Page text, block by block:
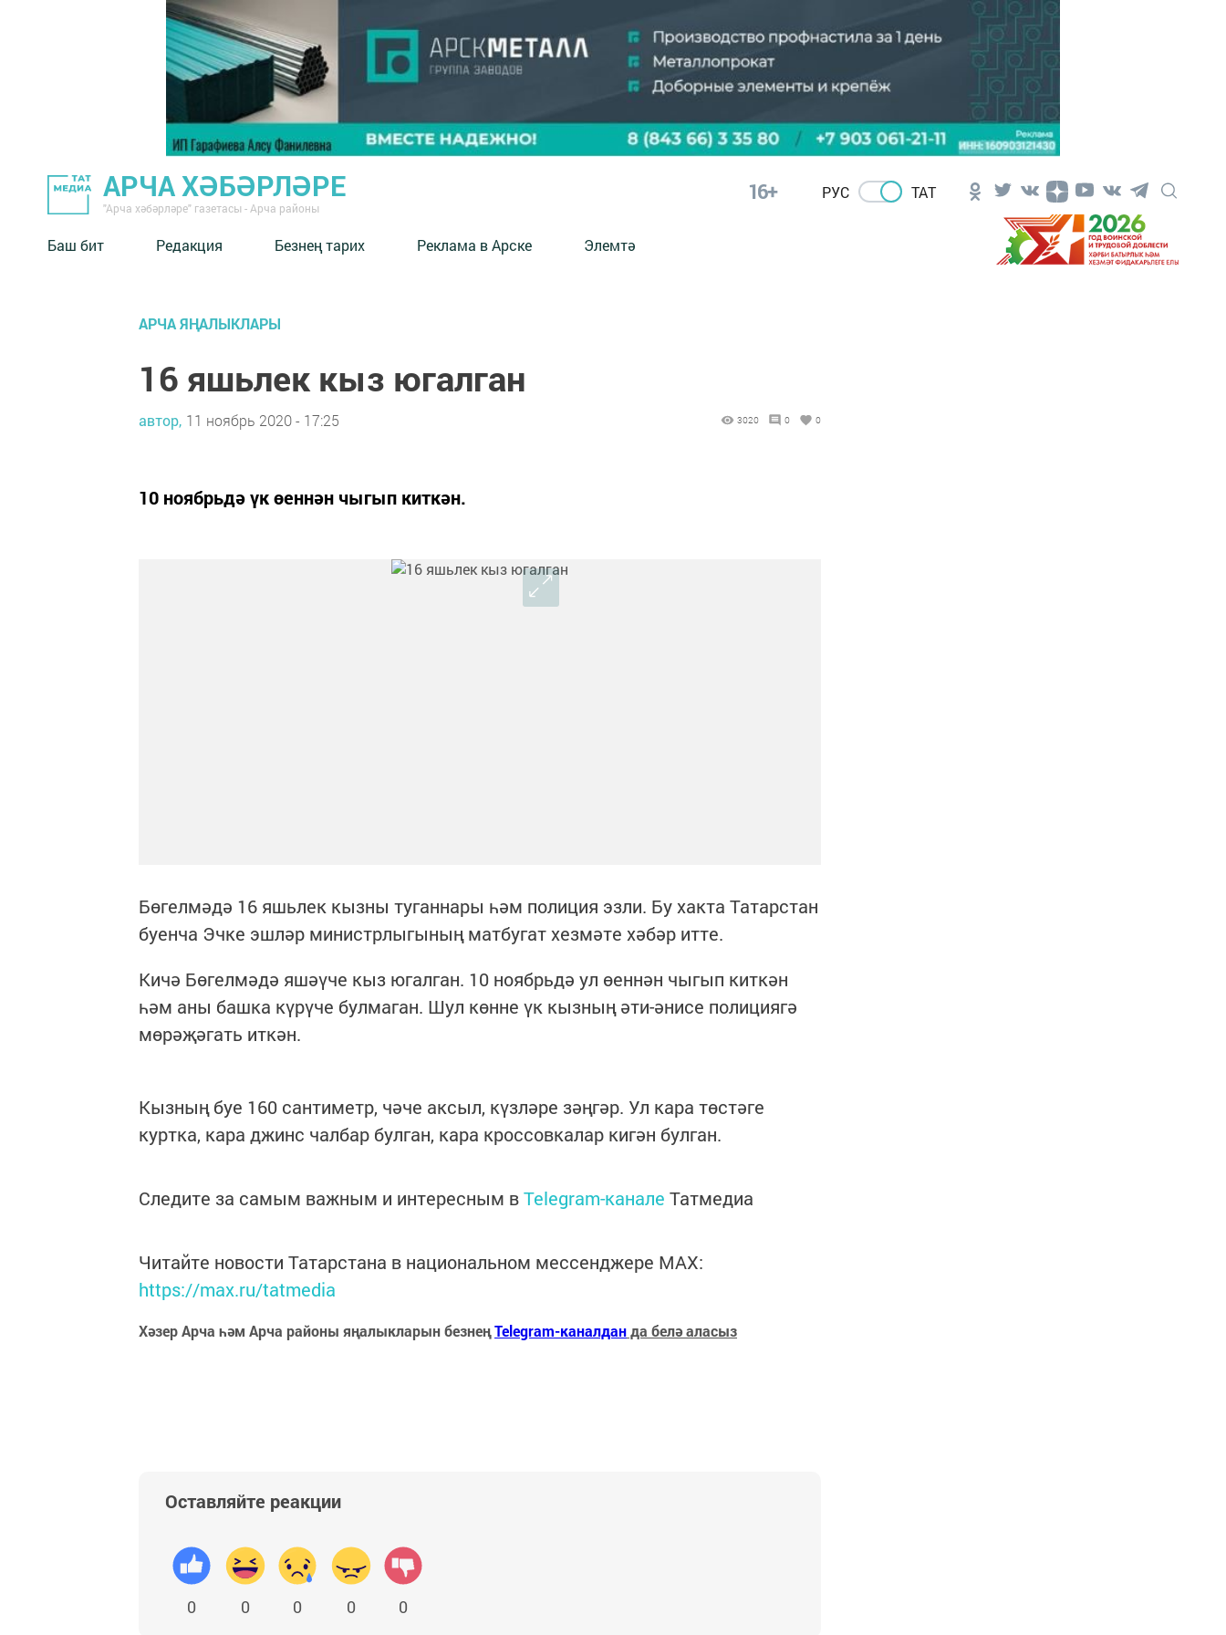
АРЧА ХӘБӘРЛӘРЕ
"Арча хәбәрләре" газетасы - Арча районы
16+ РУС ТАТ
Баш бит Редакция Безнең тарих Реклама в Арске Элемтә
АРЧА ЯҢАЛЫКЛАРЫ
16 яшьлек кыз югалган
автор, 11 ноябрь 2020 - 17:25 3020 0 0
10 ноябрьдә үк өеннән чыгып киткән.
Бөгелмәдә 16 яшьлек кызны туганнары һәм полиция эзли. Бу хакта Татарстан
буенча Эчке эшләр министрлыгының матбугат хезмәте хәбәр итте.
Кичә Бөгелмәдә яшәүче кыз югалган. 10 ноябрьдә ул өеннән чыгып киткән
һәм аны башка күрүче булмаган. Шул көнне үк кызның әти-әнисе полициягә
мөрәҗәгать иткән.
Кызның буе 160 сантиметр, чәче аксыл, күзләре зәңгәр. Ул кара төстәге
куртка, кара джинс чалбар булган, кара кроссовкалар кигән булган.
Следите за самым важным и интересным вTelegram-канале Татмедиа
Читайте новости Татарстана в национальном мессенджере MАХ:
https://max.ru/tatmedia
Хәзер Арча һәм Арча районы яңалыкларын безнеңTelegram-каналданда белә аласыз
Оставляйте реакции
0 0 0 0 0